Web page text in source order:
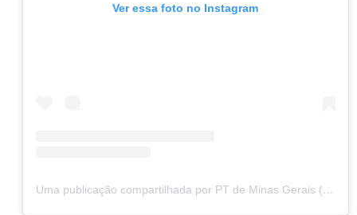
Ver essa foto no Instagram
Uma publicação compartilhada por PT de Minas Gerais (@ptdeminas)